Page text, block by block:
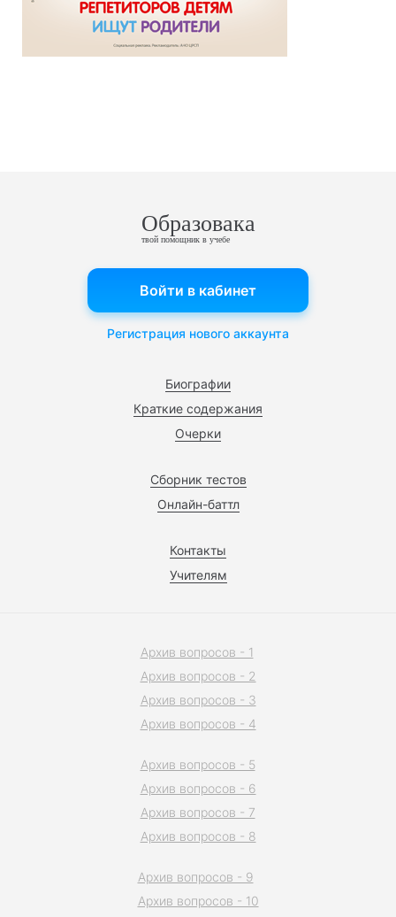
Образовака
твой помощник в учебе
Биографии
Краткие содержания
Очерки
Сборник тестов
Онлайн-баттл
Контакты
Учителям
Войти в кабинет
Регистрация нового аккаунта
Архив вопросов - 1
Архив вопросов - 2
Архив вопросов - 3
Архив вопросов - 4
Архив вопросов - 5
Архив вопросов - 6
Архив вопросов - 7
Архив вопросов - 8
Архив вопросов - 9
Архив вопросов - 10